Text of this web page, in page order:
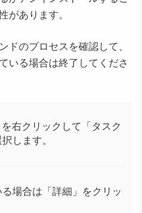
があります。
ドのプロセスを確認して、
いる場合は終了してくださ
を右クリックして「タスク
します。
場合は「詳細」をクリッ